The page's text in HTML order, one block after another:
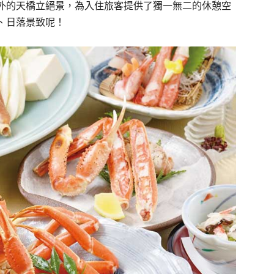
天橋立絕景，為入住旅客提供了獨一無二的休憩空
落景致呢！